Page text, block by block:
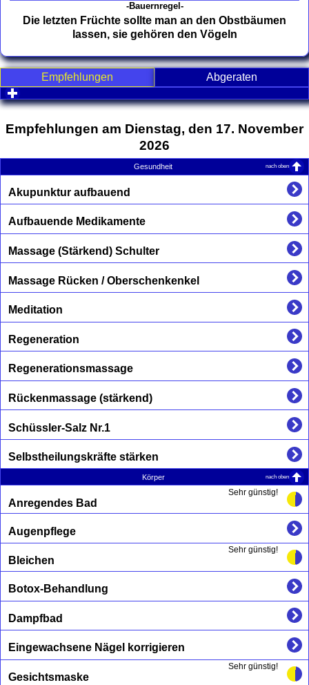
-Bauernregel-
Die letzten Früchte sollte man an den Obstbäumen
lassen, sie gehören den Vögeln
Empfehlungen
Abgeraten
click to expand contents
Empfehlungen am Dienstag, den 17. November
2026
Gesundheit nach oben
Akupunktur aufbauend
Aufbauende Medikamente
Massage (Stärkend) Schulter
Massage Rücken / Oberschenkenkel
Meditation
Regeneration
Regenerationsmassage
Rückenmassage (stärkend)
Schüssler-Salz Nr.1
Selbstheilungskräfte stärken
Körper nach oben
Sehr günstig!
Anregendes Bad
Augenpflege
Sehr günstig!
Bleichen
Botox-Behandlung
Dampfbad
Eingewachsene Nägel korrigieren
Sehr günstig!
Gesichtsmaske